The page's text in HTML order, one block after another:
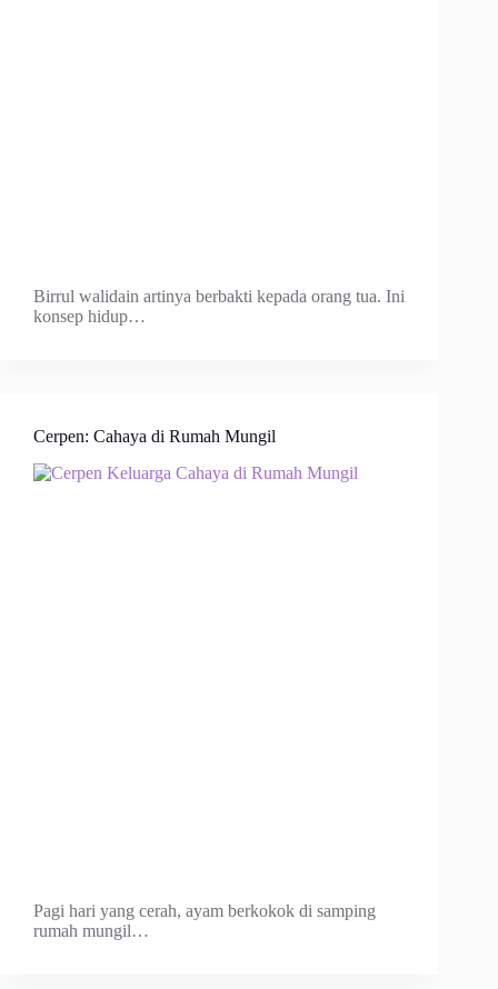
Birrul walidain artinya berbakti kepada orang tua. Ini
konsep hidup…
Cerpen: Cahaya di Rumah Mungil
Pagi hari yang cerah, ayam berkokok di samping
rumah mungil…